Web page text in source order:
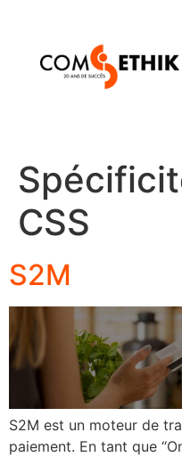
CSS
S2M
S2M est un moteur de
paiement. En tant que